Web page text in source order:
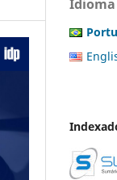
Idioma